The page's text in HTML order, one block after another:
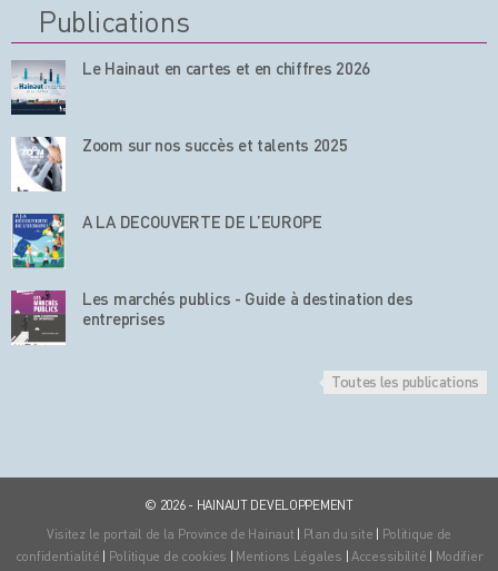
Publications
Le Hainaut en cartes et en chiffres 2026
Zoom sur nos succès et talents 2025
A LA DECOUVERTE DE L’EUROPE
Les marchés publics - Guide à destination des
entreprises
Toutes les publications
© 2026 - HAINAUT DEVELOPPEMENT
Visitez le portail de la Province de Hainaut | Plan du site | Politique de
confidentialité | Politique de cookies | Mentions Légales | Accessibilité | Modifier